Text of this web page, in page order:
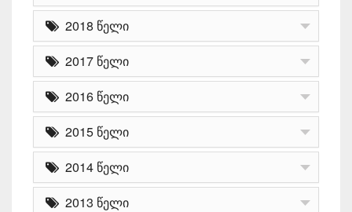
2018 წელი
2017 წელი
2016 წელი
2015 წელი
2014 წელი
2013 წელი